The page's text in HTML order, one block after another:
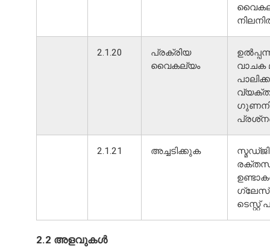
2.1.20
പ്രക്രിയ
വൈകല്യം
വാചക
2.1.21 അച്ചടിക്കുക
ഗ്ലേസ്
ടെസ്റ്റ്
2.2 അളവുകൾ